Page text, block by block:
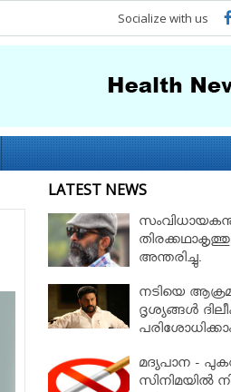
Socialize with us
LATEST NEWS
അന്തരിച്ചു.
നടിയെ
ദൃശ്യങ്ങള്‍
മദ്യപാന -
സിനിമയില്‍